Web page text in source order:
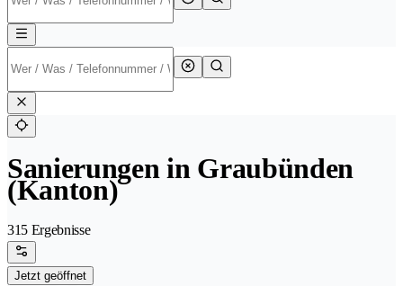
Sanierungen in Graubünden
(Kanton)
315 Ergebnisse
Jetzt geöffnet